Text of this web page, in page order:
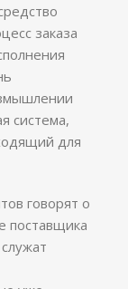
заказа
система,
для
говорят о
поставщика